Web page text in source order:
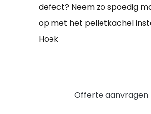
defect? Neem zo spoedig
op met het pelletkachel
Hoek
Offerte aanvragen